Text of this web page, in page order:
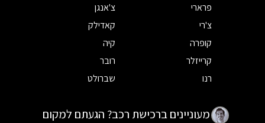
פרארי
צ'אנגן
צ'רי
קאדילק
קופרה
קיה
קרייזלר
רובר
רנו
שברולט
מעוניינים ברכישת רכב? הגעתם למקום